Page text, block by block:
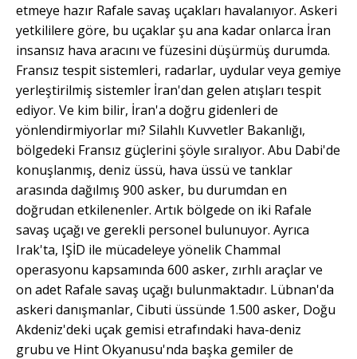
etmeye hazır Rafale savaş uçakları havalanıyor. Askeri
yetkililere göre, bu uçaklar şu ana kadar onlarca İran
insansız hava aracını ve füzesini düşürmüş durumda.
Fransız tespit sistemleri, radarlar, uydular veya gemiye
yerleştirilmiş sistemler İran'dan gelen atışları tespit
ediyor. Ve kim bilir, İran'a doğru gidenleri de
yönlendirmiyorlar mı? Silahlı Kuvvetler Bakanlığı,
bölgedeki Fransız güçlerini şöyle sıralıyor. Abu Dabi'de
konuşlanmış, deniz üssü, hava üssü ve tanklar
arasında dağılmış 900 asker, bu durumdan en
doğrudan etkilenenler. Artık bölgede on iki Rafale
savaş uçağı ve gerekli personel bulunuyor. Ayrıca
Irak'ta, IŞİD ile mücadeleye yönelik Chammal
operasyonu kapsamında 600 asker, zırhlı araçlar ve
on adet Rafale savaş uçağı bulunmaktadır. Lübnan'da
askeri danışmanlar, Cibuti üssünde 1.500 asker, Doğu
Akdeniz'deki uçak gemisi etrafındaki hava-deniz
grubu ve Hint Okyanusu'nda başka gemiler de